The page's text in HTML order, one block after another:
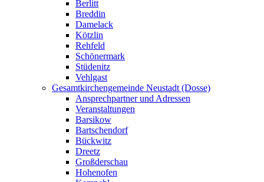
Berlitt
Breddin
Damelack
Kötzlin
Rehfeld
Schönermark
Stüdenitz
Vehlgast
Gesamtkirchengemeinde Neustadt (Dosse)
Ansprechpartner und Adressen
Veranstaltungen
Barsikow
Bartschendorf
Bückwitz
Dreetz
Großderschau
Hohenofen